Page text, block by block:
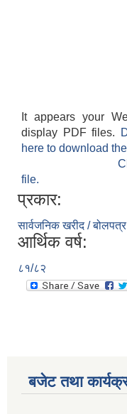
It appears your
display PDF files.
here to download
file.
प्रकार:
सार्वजनिक खरीद /
आर्थिक वर्ष:
८१/८२
बजेट तथा